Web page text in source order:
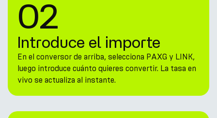
02
Introduce el importe
En el conversor de arriba, selecciona PAXG y LINK,
luego introduce cuánto quieres convertir. La tasa en
vivo se actualiza al instante.